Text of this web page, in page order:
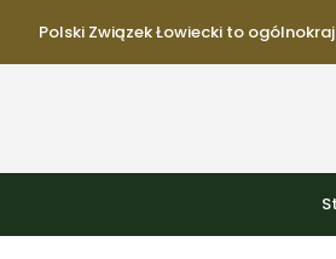
Polski Związek Łowiecki to